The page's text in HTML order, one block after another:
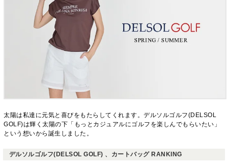
太陽は私達に元気と喜びをもたらしてくれます。デルソルゴルフ(DELSOL
GOLF)は輝く太陽の下「もっとカジュアルにゴルフを楽しんでもらいたい」
という想いから誕生しました。
デルソルゴルフ(DELSOL GOLF) 、カートバッグ RANKING